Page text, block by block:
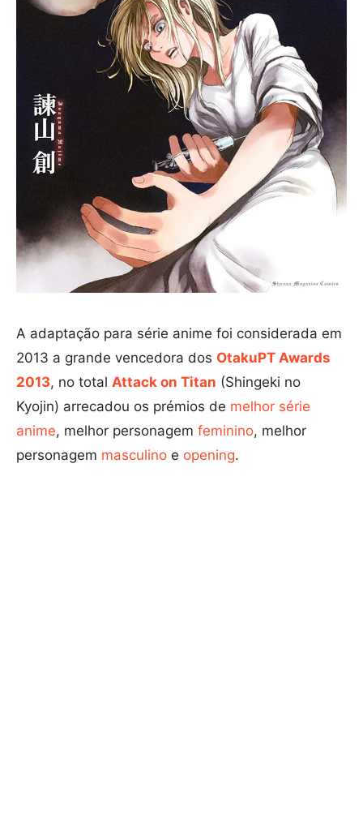
A adaptação para série anime foi considerada em
2013 a grande vencedora dos OtakuPT Awards
2013, no total Attack on Titan (Shingeki no
Kyojin) arrecadou os prémios de melhor série
anime, melhor personagem feminino, melhor
personagem masculino e opening.